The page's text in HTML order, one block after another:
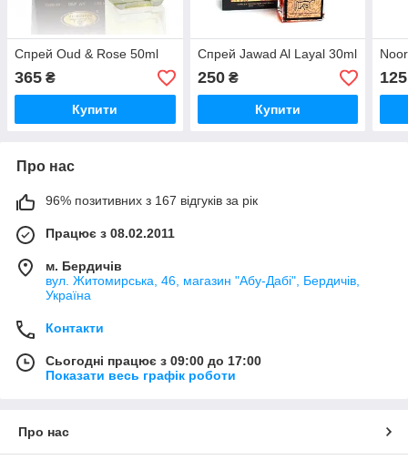
Спрей Oud & Rose 50ml
365 ₴
Купити
Спрей Jawad Al Layal 30ml
250₴
Купити
125
Про нас
96% позитивних з 167 відгуків за рік
Працює з 08.02.2011
м. Бердичів
вул. Житомирська, 46, магазин "Абу-Дабі", Бердичів,
Україна
Контакти
Сьогодні працює з 09:00 до 17:00
Показати весь графік роботи
Про нас